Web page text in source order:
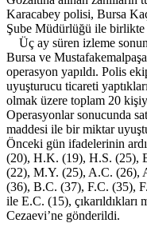
Karacabey polisi, Bursa
Şube Müdürlüğü ile birlikte
Üç ay süren izleme
Bursa ve
operasyon yapıldı. Polis
uyuşturucu ticareti
olmak üzere toplam 20
Operasyonlar sonucunda
maddesi ile bir miktar
Önceki gün ifadelerinin
(20), H.K. (19), H.S. (25),
(22), M.Y. (25), A.C. (26),
(36), B.C. (37), F.C. (35),
ile E.C. (15), çıkarıldıkları
Cezaevi’ne gönderildi.